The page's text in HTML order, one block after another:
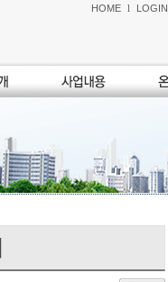
HOME l LOGIN